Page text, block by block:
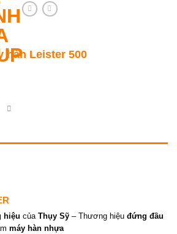
hàn Leister 500
hiệu của Thụy Sỹ – Thương hiệu đứng đầu
máy hàn nhựa